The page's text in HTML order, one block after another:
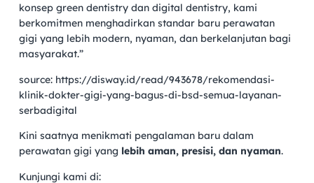
konsep green dentistry dan digital dentistry, kami
berkomitmen menghadirkan standar baru perawatan
gigi yang lebih modern, nyaman, dan berkelanjutan bagi
masyarakat.”
source: https://disway.id/read/943678/rekomendasi-
klinik-dokter-gigi-yang-bagus-di-bsd-semua-layanan-
serbadigital
Kini saatnya menikmati pengalaman baru dalam
perawatan gigi yang lebih aman, presisi, dan nyaman.
Kunjungi kami di: